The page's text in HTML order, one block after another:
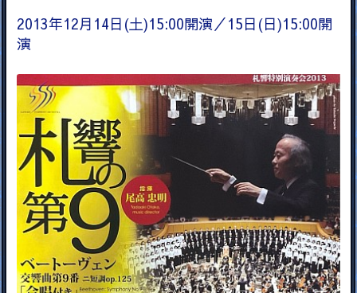
2013年12月14日(土)15:00開演／15日(日)15:00開
演